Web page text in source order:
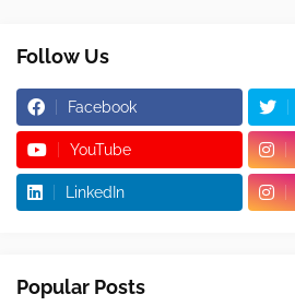
Follow Us
Facebook
YouTube
LinkedIn
Popular Posts